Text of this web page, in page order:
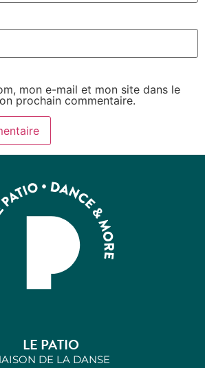
mon e-mail et mon site dans le
prochain commentaire.
LE PATIO
DE LA DANSE